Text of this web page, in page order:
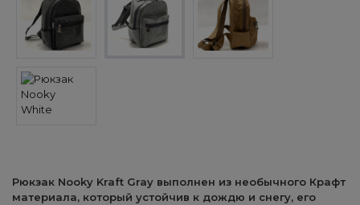
Рюкзак Nooky Kraft Gray выполнен из необычного Крафт
материала, который устойчив к дождю и снегу, его